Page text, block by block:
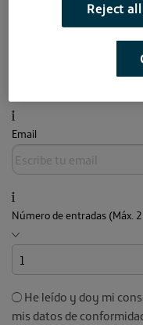
Email
Número de entradas (Máx.
He leído y doy mi
mis datos de
Reject all